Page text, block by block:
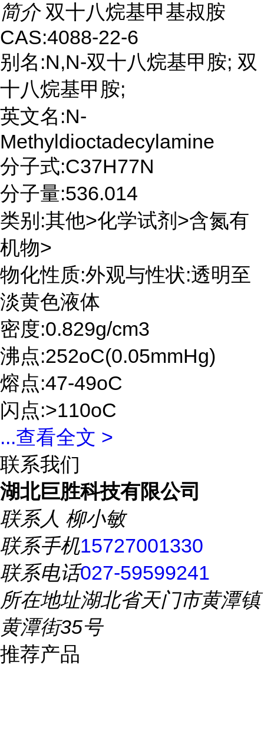
简介 双十八烷基甲基叔胺
CAS:4088-22-6
别名:N,N-双十八烷基甲胺; 双
十八烷基甲胺;
英文名:N-
Methyldioctadecylamine
分子式:C37H77N
分子量:536.014
类别:其他>化学试剂>含氮有
机物>
物化性质:外观与性状:透明至
淡黄色液体
密度:0.829g/cm3
沸点:252oC(0.05mmHg)
熔点:47-49oC
闪点:>110oC
...查看全文 >
联系我们
湖北巨胜科技有限公司
联系人 柳小敏
联系手机15727001330
联系电话027-59599241
所在地址湖北省天门市黄潭镇
黄潭街35号
推荐产品